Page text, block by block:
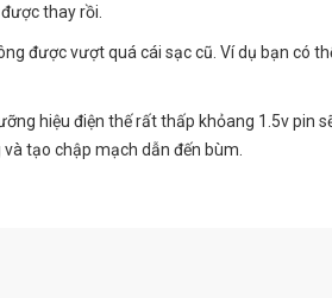
thay rồi.
được vượt quá cái sạc cũ. Ví dụ bạn có
hiệu điện thế rất thấp khỏang 1.5v pin
tạo chập mạch dẫn đến bùm.